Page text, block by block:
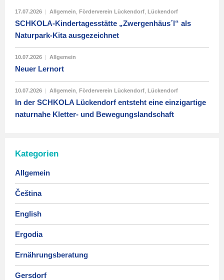
17.07.2026 | Allgemein Förderverein Lückendorf Lückendorf
SCHKOLA-Kindertagesstätte „Zwergenhäus´l“ als
Naturpark-Kita ausgezeichnet
10.07.2026 | Allgemein
Neuer Lernort
10.07.2026 | Allgemein Förderverein Lückendorf Lückendorf
In der SCHKOLA Lückendorf entsteht eine einzigartige
naturnahe Kletter- und Bewegungslandschaft
Kategorien
Allgemein
Čeština
English
Ergodia
Ernährungsberatung
Gersdorf